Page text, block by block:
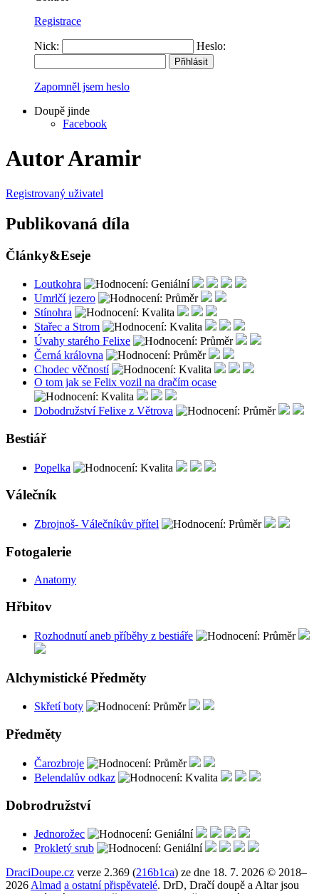
Registrace
Nick: Heslo:
Zapomněl jsem heslo
Doupě jinde
Facebook
Autor Aramir
Registrovaný uživatel
Publikovaná díla
Články&Eseje
Loutkohra
Umrlčí jezero
Stínohra
Stařec a Strom
Úvahy starého Felixe
Černá královna
Chodec věčností
O tom jak se Felix vozil na dračím ocase
Dobodružství Felixe z Větrova
Bestiář
Popelka
Válečník
Zbrojnoš- Válečníkův přítel
Fotogalerie
Anatomy
Hřbitov
Rozhodnutí aneb příběhy z bestiáře
Alchymistické Předměty
Skřetí boty
Předměty
Čarozbroje
Belendalův odkaz
Dobrodružství
Jednorožec
Prokletý srub
DraciDoupe.cz verze 2.369 (216b1ca) ze dne 18. 7. 2026 © 2018–
2026 Almad a ostatní přispěvatelé. DrD, Dračí doupě a Altar jsou